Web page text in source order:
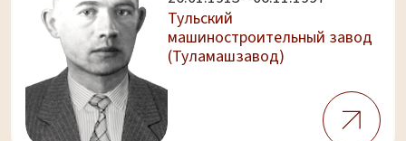
Тульский
машиностроительный завод
(Туламашзавод)